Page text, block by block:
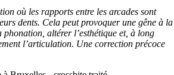
où les rapports entre les arcades sont
dents. Cela peut provoquer une gêne à la
altérer l’esthétique et, à long
l’articulation. Une correction précoce